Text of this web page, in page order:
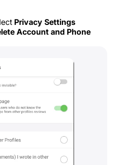
Privacy Settings
Account and Phone